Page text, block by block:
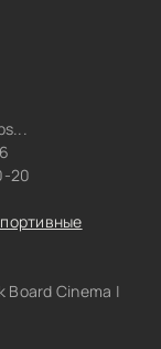
20
Board Cinema |